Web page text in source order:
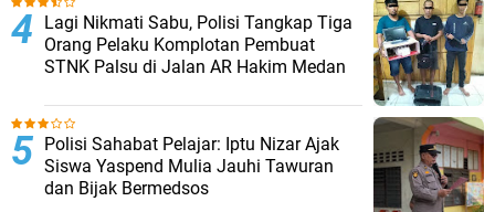
Lagi Nikmati Sabu, Polisi Tangkap Tiga
Orang Pelaku Komplotan Pembuat
STNK Palsu di Jalan AR Hakim Medan
Polisi Sahabat Pelajar: Iptu Nizar Ajak
Siswa Yaspend Mulia Jauhi Tawuran
dan Bijak Bermedsos